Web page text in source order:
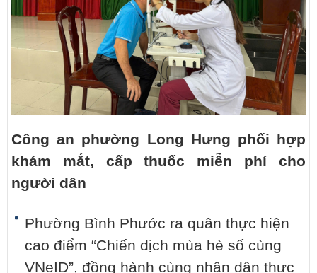
Công an phường Long Hưng phối hợp
khám mắt, cấp thuốc miễn phí cho
người dân
Phường Bình Phước ra quân thực hiện
cao điểm “Chiến dịch mùa hè số cùng
VNeID”, đồng hành cùng nhân dân thực